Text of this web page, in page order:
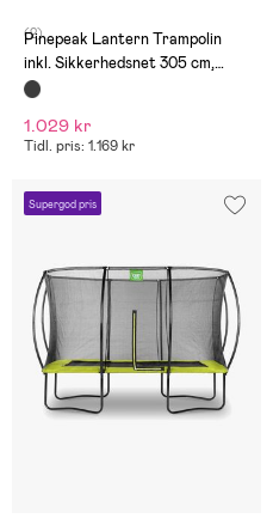
(2)
Pinepeak Lantern Trampolin
inkl. Sikkerhedsnet 305 cm,
Sort
1.029 kr
Tidl. pris: 1.169 kr
Supergod pris